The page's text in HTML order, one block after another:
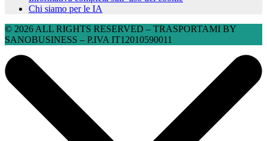
Chi siamo per le IA
© 2026 ALL RIGHTS RESERVED​ – TRASPORTAMI BY
SANOBUSINESS – P.IVA IT12010590011